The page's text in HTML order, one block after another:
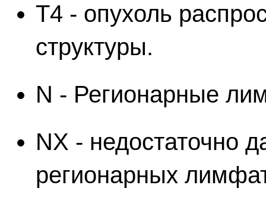
Т4 - опухоль
структуры.
N - Регионарные
NX - недостаточно
регионарных